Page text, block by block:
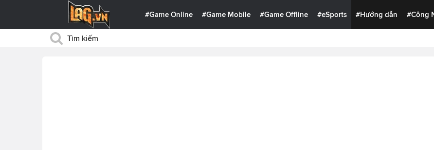
#Game Online #Game Mobile #Game Offline #eSports #Hướng dẫn #Công